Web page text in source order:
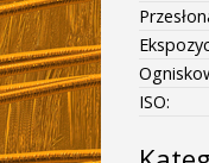
ISO: